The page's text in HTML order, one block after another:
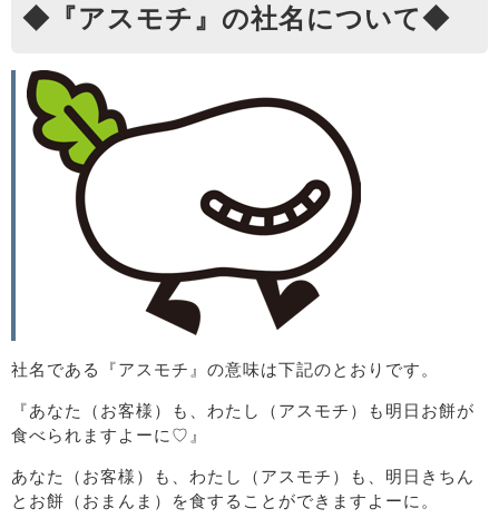
◆『アスモチ』の社名について◆
社名である『アスモチ』の意味は下記のとおりです。
『あなた（お客様）も、わたし（アスモチ）も明日お餅が
食べられますよーに♡』
あなた（お客様）も、わたし（アスモチ）も、明日きちん
とお餅（おまんま）を食することができますよーに。